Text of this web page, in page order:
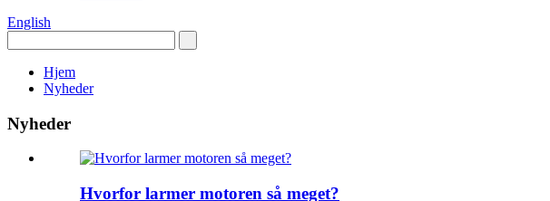
English
Hjem
Nyheder
Nyheder
Hvorfor larmer motoren så meget?